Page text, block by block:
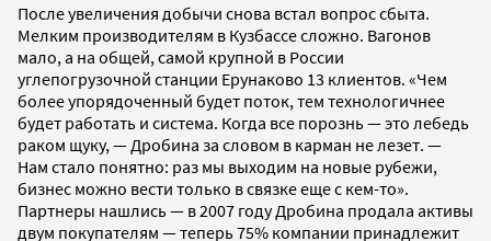
После увеличения добычи снова встал вопрос сбыта.
Мелким производителям в Кузбассе сложно. Вагонов
мало, а на общей, самой крупной в России
углепогрузочной станции Ерунаково 13 клиентов. «Чем
более упорядоченный будет поток, тем технологичнее
будет работать и система. Когда все порознь — это лебедь
раком щуку, — Дробина за словом в карман не лезет. —
Нам стало понятно: раз мы выходим на новые рубежи,
бизнес можно вести только в связке еще с кем-то».
Партнеры нашлись — в 2007 году Дробина продала активы
двум покупателям — теперь 75% компании принадлежит